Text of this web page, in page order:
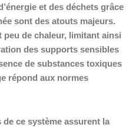
et des déchets grâce
sont des atouts majeurs.
peu de chaleur, limitant ainsi
des supports sensibles
de substances toxiques
répond aux normes
de ce système assurent la